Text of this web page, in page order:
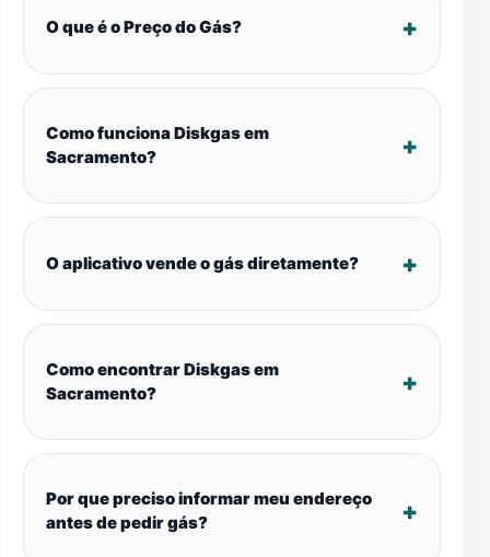
O que é o Preço do Gás?
Como funciona Diskgas em
Sacramento?
O aplicativo vende o gás diretamente?
Como encontrar Diskgas em
Sacramento?
Por que preciso informar meu endereço
antes de pedir gás?